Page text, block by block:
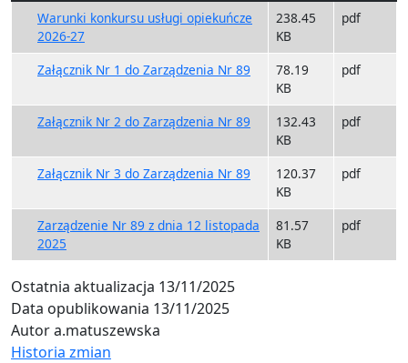
Warunki konkursu usługi opiekuńcze
2026-27
238.45
KB
pdf
Załącznik Nr 1 do Zarządzenia Nr 89
78.19
KB
pdf
Załącznik Nr 2 do Zarządzenia Nr 89
132.43
KB
pdf
Załącznik Nr 3 do Zarządzenia Nr 89
120.37
KB
pdf
Zarządzenie Nr 89 z dnia 12 listopada
2025
81.57
KB
pdf
Ostatnia aktualizacja 13/11/2025
Data opublikowania 13/11/2025
Autora.matuszewska
Historia zmian